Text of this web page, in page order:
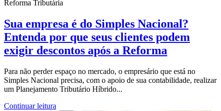
Reforma Tributária
Sua empresa é do Simples Nacional?
Entenda por que seus clientes podem
exigir descontos após a Reforma
Para não perder espaço no mercado, o empresário que está no
Simples Nacional precisa, com o apoio de sua contabilidade, realizar
um Planejamento Tributário Híbrido...
Continuar leitura